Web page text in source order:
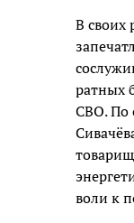
В своих
ратных
СВО. По
воли к